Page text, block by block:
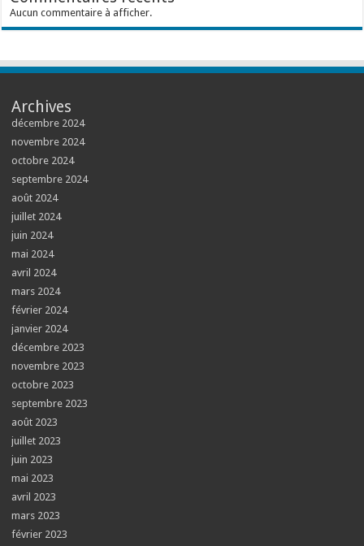
Aucun commentaire à afficher.
Archives
décembre 2024
novembre 2024
octobre 2024
septembre 2024
août 2024
juillet 2024
juin 2024
mai 2024
avril 2024
mars 2024
février 2024
janvier 2024
décembre 2023
novembre 2023
octobre 2023
septembre 2023
août 2023
juillet 2023
juin 2023
mai 2023
avril 2023
mars 2023
février 2023